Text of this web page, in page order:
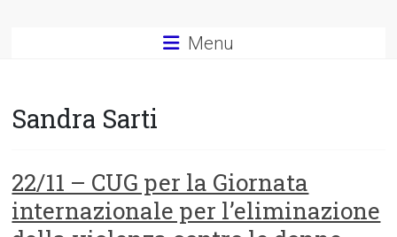
degli
di
Roma
Menu
Sandra Sarti
22/11 – CUG per la Giornata
internazionale per l’eliminazione